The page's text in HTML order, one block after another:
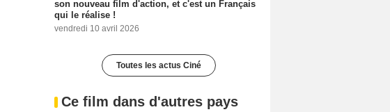
son nouveau film d'action, et c'est un Français
qui le réalise !
vendredi 10 avril 2026
Toutes les actus Ciné
Ce film dans d'autres pays